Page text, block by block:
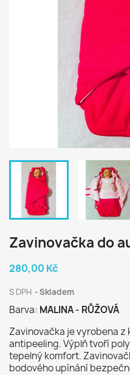
Zavinovačka do
280,00 Kč
S DPH Skladem
Barva: MALINA - RŮŽOVÁ
Zavinovačka je vyrobena
antipeeling. Výplň tvoří
tepelný komfort.
bodového upínání